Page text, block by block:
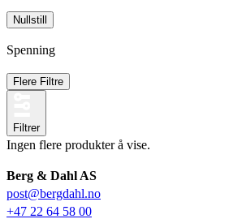
Spenning
Flere Filtre
Filtrer
Ingen flere produkter å vise.
Berg & Dahl AS
post@bergdahl.no
+47 22 64 58 00